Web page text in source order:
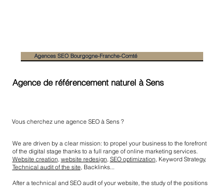
Agence de référencement naturel à Sens
Vous cherchez une agence SEO à Sens ?
We are driven by a clear mission: to propel your business to the forefront
of the digital stage thanks to a full range of online marketing services.
Website creation, website redesign, SEO optimization, Keyword Strategy,
Technical audit of the site, Backlinks...
After a technical and SEO audit of your website, the study of the positions
Agences SEO Bourgogne-Franche-Comté